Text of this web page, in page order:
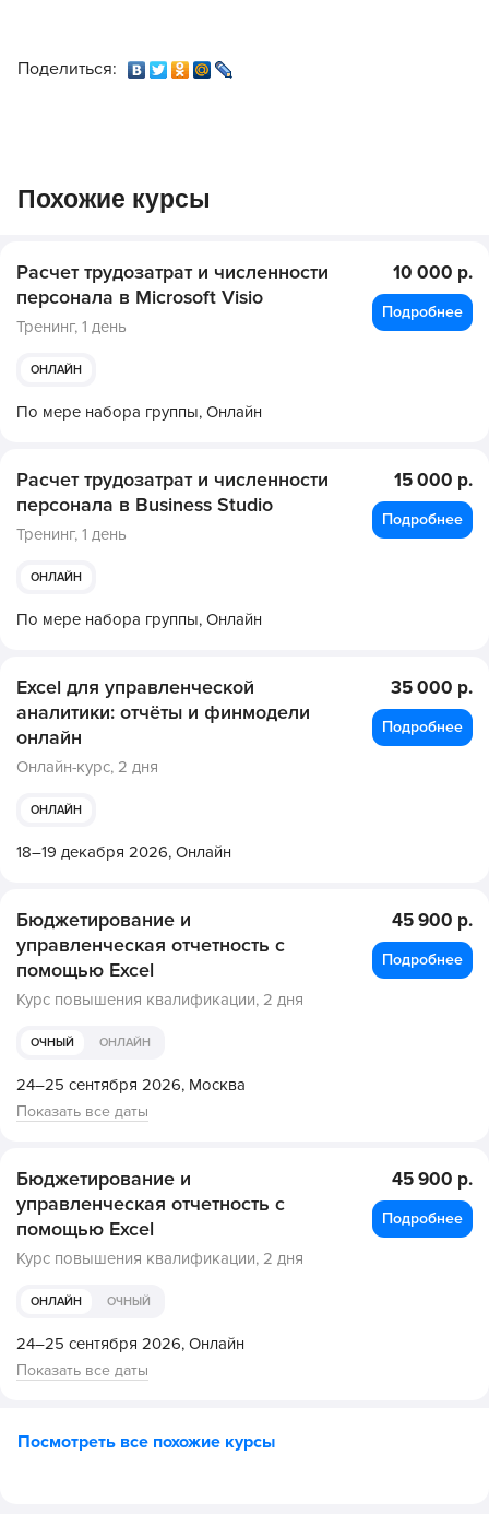
Поделиться:
Похожие курсы
Расчет трудозатрат и численности
персонала в Microsoft Visio
Тренинг, 1 день
ОНЛАЙН
По мере набора группы, Онлайн
10 000 р.
Подробнее
Расчет трудозатрат и численности
персонала в Business Studio
Тренинг, 1 день
ОНЛАЙН
По мере набора группы, Онлайн
15 000 р.
Подробнее
Excel для управленческой
аналитики: отчёты и финмодели
онлайн
Онлайн-курс, 2 дня
ОНЛАЙН
18–19 декабря 2026, Онлайн
35 000 р.
Подробнее
Бюджетирование и
управленческая отчетность с
помощью Excel
Курс повышения квалификации, 2 дня
ОЧНЫЙ ОНЛАЙН
24–25 сентября 2026, Москва
Показать все даты
45 900 р.
Подробнее
Бюджетирование и
управленческая отчетность с
помощью Excel
Курс повышения квалификации, 2 дня
ОНЛАЙН ОЧНЫЙ
24–25 сентября 2026, Онлайн
Показать все даты
45 900 р.
Подробнее
Посмотреть все похожие курсы